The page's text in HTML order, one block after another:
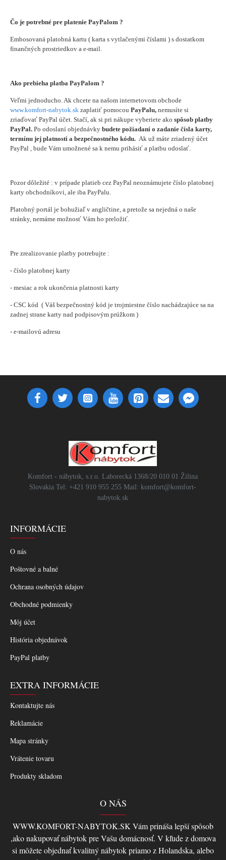
Čo je potrebné pre platenie PayPalom ?
Embosovaná platobná kartu ( karta s vytlačenými číslami ) s dostatkom
finančných prostriedkov a e-mail.
Ako prebieha platba PayPalom ?
Veľmi jednoducho. Ak chcete na našom internetovom obchode
www.komfort-nabytok.sk zaplatiť pomocou PayPalu, nemusíte si
zriaďovať PayPal účet. Stačí, ak si pri nákupe vyberiete ako spôsob platby
PayPal. Po odoslaní objednávky budete požiadaní o zadanie čísla karty,
termínu jej platnosti a bezpečnostného kódu. Ak už máte zriadený účet
PayPal , bude Vám umožnené sa k nemu prihásiť a platbu odoslať.
Pozor dôležité : v prípade platieb cez PayPal neoznámujete číslo platobnej
karty obchodníkovi, ale iba PayPalu.
Platobný portál je bohužiaľ v angličtine, a pretože sa nejedná o naše
stránky, nemáme možnosť Vám ho preložiť.
Pre zrealizovanie platby potrebujte :
- číslo platobnej karty
- mesiac a rok ukončenia platnosti karty
- CSC kód ( Váš bezpečnostný kód je trojmiestne číslo nachádzajúce sa na
zadnej strane karty nad podpisovým prúžkom )
- e-mailovú adresu
Komfort - nábytok, s.r.o. Laborecká 1368/20 010 01 Žilina
Slovakia Tel: +421 910 955 255 Mail: komfort@komfort-
nabytok.sk
INFORMÁCIE
O nás
Poštovné a balné
Ochrana osobných údajov
Obchodné podmienky
Môj účet
História objednávok
PayPal platby
EXTRA INFORMÁCIE
Kontaktujte nás
Reklamácie
Mapa stránky
Vrátenie tovaru
Produkty skladom
O NÁS
WWW.KOMFORT-NABYTOK.SK Vám prináša lepší spôsob
,ako nakupovať nábytok pre Vašu domácnosť. V kľude z domova
si môžete objednať kvalitný nábytok priamo z Holandska, alebo